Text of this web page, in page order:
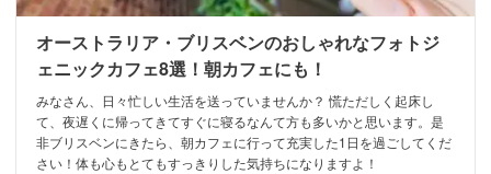
オーストラリア・ブリスベンのおしゃれなフォトジ
ェニックカフェ8選！朝カフェにも！
みなさん、日々忙しい生活を送っていませんか？ 慌ただしく起床し
て、夜遅くに帰ってきてすぐに寝るなんて方も多いかと思います。是
非ブリスベンにきたら、朝カフェに行って充実した1日を過ごしてくだ
さい！体も心もとてもすっきりした気持ちになりますよ！